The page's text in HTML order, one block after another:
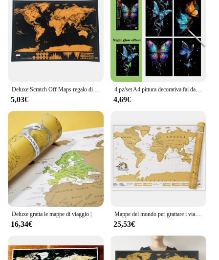
Deluxe Scratch Off Maps regalo di viaggio, registra mappe globali di luoghi che hai percorso, Poster antigraffio per la decorazione della parete dell'ufficio della stanza
5,03€
4 pz/set A4 pittura decorativa fai da te farfalla balena fuochi d'artificio palloncini ad aria calda bagliore notturno pittura fatta a mano pittura graffiante
4,69€
Deluxe gratta le mappe di viaggio |
16,34€
Mappe del mondo per grattare i viaggi-Top deluxe travel scratch off maps con tubo-Travel record maps poster per la decorazione della stanza e dell'ufficio
25,53€